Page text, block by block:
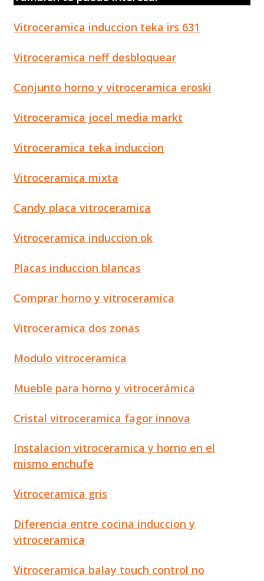
Vitroceramica induccion teka irs 631
Vitroceramica neff desbloquear
Conjunto horno y vitroceramica eroski
Vitroceramica jocel media markt
Vitroceramica teka induccion
Vitroceramica mixta
Candy placa vitroceramica
Vitroceramica induccion ok
Placas induccion blancas
Comprar horno y vitroceramica
Vitroceramica dos zonas
Modulo vitroceramica
Mueble para horno y vitrocerámica
Cristal vitroceramica fagor innova
Instalacion vitroceramica y horno en el
mismo enchufe
Vitroceramica gris
Diferencia entre cocina induccion y
vitroceramica
Vitroceramica balay touch control no